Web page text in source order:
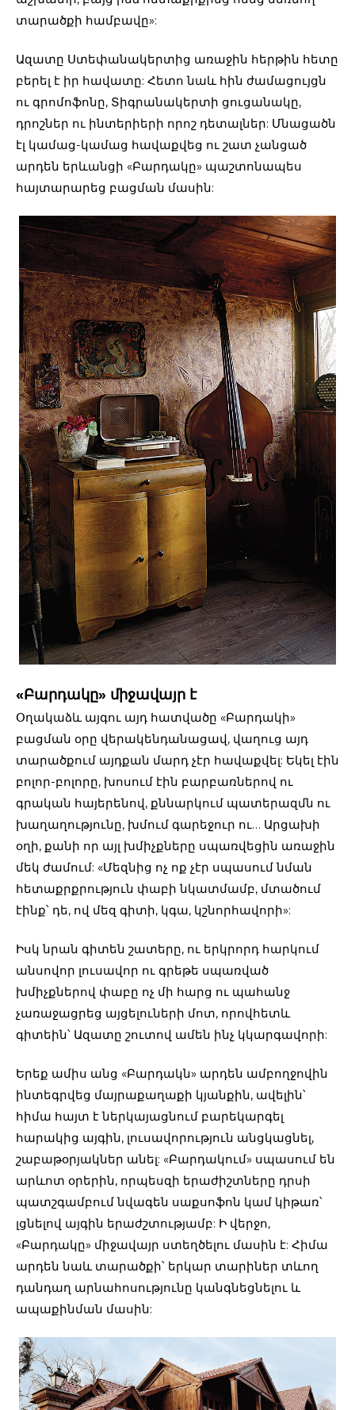
տարածքի համբավը»:
Ազատը Ստեփանակերտից առաջին հերթին հետը
բերել է իր հավատը: Հետո նաև հին ժամացույցն
ու գրոմոֆոնը, Տիգրանակերտի ցուցանակը,
դրոշներ ու ինտերիերի որոշ դետալներ: Մնացածն
էլ կամաց-կամաց հավաքվեց ու շատ չանցած
արդեն երևանցի «Բարդակը» պաշտոնապես
հայտարարեց բացման մասին:
«Բարդակը» միջավայր է
Օղակաձև այգու այդ հատվածը «Բարդակի»
բացման օրը վերակենդանացավ, վաղուց այդ
տարածքում այդքան մարդ չէր հավաքվել: Եկել էին
բոլոր-բոլորը, խոսում էին բարբառներով ու
գրական հայերենով, քննարկում պատերազմն ու
խաղաղությունը, խմում գարեջուր ու… Արցախի
օղի, քանի որ այլ խմիչքները սպառվեցին առաջին
մեկ ժամում: «Մեզնից ոչ ոք չէր սպասում նման
հետաքրքրություն փաբի նկատմամբ, մտածում
էինք՝ դե, ով մեզ գիտի, կգա, կշնորհավորի»:
Իսկ նրան գիտեն շատերը, ու երկրորդ հարկում
անսովոր լուսավոր ու գրեթե սպառված
խմիչքներով փաբը ոչ մի հարց ու պահանջ
չառաջացրեց այցելուների մոտ, որովհետև
գիտեին՝ Ազատը շուտով ամեն ինչ կկարգավորի:
Երեք ամիս անց «Բարդակն» արդեն ամբողջովին
ինտեգրվեց մայրաքաղաքի կյանքին, ավելին՝
հիմա հայտ է ներկայացնում բարեկարգել
հարակից այգին, լուսավորություն անցկացնել,
շաբաթօրյակներ անել: «Բարդակում» սպասում են
արևոտ օրերին, որպեսզի երաժիշտները դրսի
պատշգամբում նվագեն սաքսոֆոն կամ կիթառ՝
լցնելով այգին երաժշտությամբ: Ի վերջո,
«Բարդակը» միջավայր ստեղծելու մասին է: Հիմա
արդեն նաև տարածքի՝ երկար տարիներ տևող
դանդաղ արնահոսությունը կանգնեցնելու և
ապաքինման մասին: